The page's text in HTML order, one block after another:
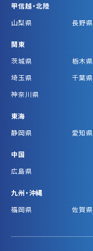
甲信越・北陸
山梨県
長野県
関東
茨城県
栃木県
埼玉県
千葉県
神奈川県
東海
静岡県
愛知県
中国
広島県
九州・沖縄
福岡県
佐賀県